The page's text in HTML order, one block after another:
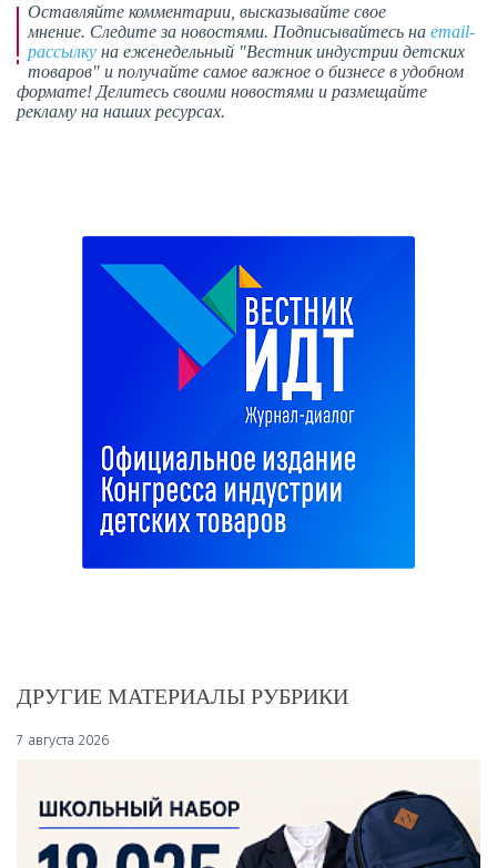
Оставляйте комментарии, высказывайте свое
мнение. Следите за новостями. Подписывайтесь на email-
рассылку на еженедельный "Вестник индустрии детских
товаров" и получайте самое важное о бизнесе в удобном
формате! Делитесь своими новостями и размещайте
рекламу на наших ресурсах.
ДРУГИЕ МАТЕРИАЛЫ РУБРИКИ
7 августа 2026